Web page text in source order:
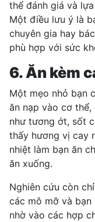
thể đánh giá và
Một điều lưu ý là
chuyên gia hay
phù hợp với sức
6. Ăn kèm
Một mẹo nhỏ bạn
ăn nạp vào cơ
như tương ớt, sốt
thấy hương vị cay
nhiệt làm bạn ăn
ăn xuống.
Nghiên cứu còn
các mô mỡ và
nhờ vào các hợp